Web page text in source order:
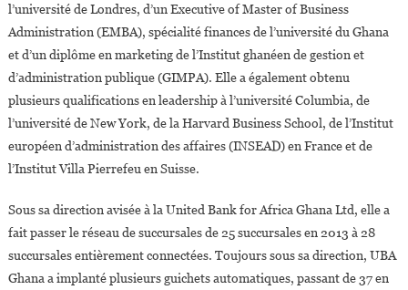
l’université de Londres, d’un Executive of Master of Business
Administration (EMBA), spécialité finances de l’université du Ghana
et d’un diplôme en marketing de l’Institut ghanéen de gestion et
d’administration publique (GIMPA). Elle a également obtenu
plusieurs qualifications en leadership à l’université Columbia, de
l’université de New York, de la Harvard Business School, de l’Institut
européen d’administration des affaires (INSEAD) en France et de
l’Institut Villa Pierrefeu en Suisse.
Sous sa direction avisée à la United Bank for Africa Ghana Ltd, elle a
fait passer le réseau de succursales de 25 succursales en 2013 à 28
succursales entièrement connectées. Toujours sous sa direction, UBA
Ghana a implanté plusieurs guichets automatiques, passant de 37 en